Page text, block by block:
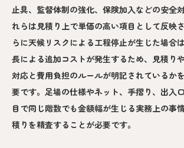
止具、監督体制の強化、保険加入などの安全
れらは見積り上で単価の高い項目として反映
らに天候リスクによる工程停止が生じた場合
長による追加コストが発生するため、見積り
対応と費用負担のルールが明記されているか
要です。足場の仕様やネット、手摺り、出入
目で同じ階数でも金額幅が生じる実務上の事
積りを精査することが必要です。